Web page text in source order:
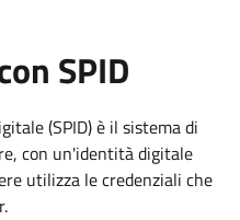
SPID
(SPID) è il sistema di
con un'identità digitale
utilizza le credenziali che